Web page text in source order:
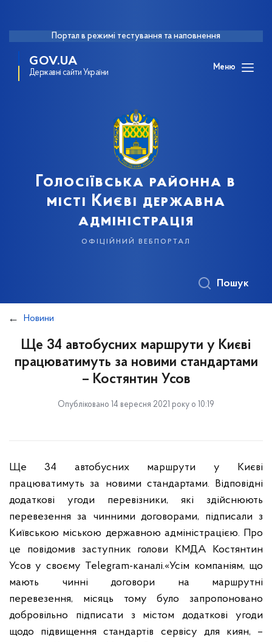
Портал в режимі тестування та наповнення
GOV.UA
Державні сайти України
Меню
Голосіївська районна в
місті Києві державна
адміністрація
офіційний вебпортал
Пошук
Новини
Ще 34 автобусних маршрути у Києві
працюватимуть за новими стандартами
– Костянтин Усов
Опубліковано 14 вересня 2021 року о 10:19
Ще 34 автобусних маршрути у Києві
працюватимуть за новими стандартами. Відповідні
додаткові угоди перевізники, які здійснюють
перевезення за чинними договорами, підписали з
Київською міською державною адміністрацією. Про
це повідомив заступник голови КМДА Костянтин
Усов у своєму Telegram-каналі.«Усім компаніям, що
мають чинні договори на маршрутні
перевезення, місяць тому було запропоновано
добровільно підписати з містом додаткові угоди
щодо підвищення стандартів сервісу для киян, –